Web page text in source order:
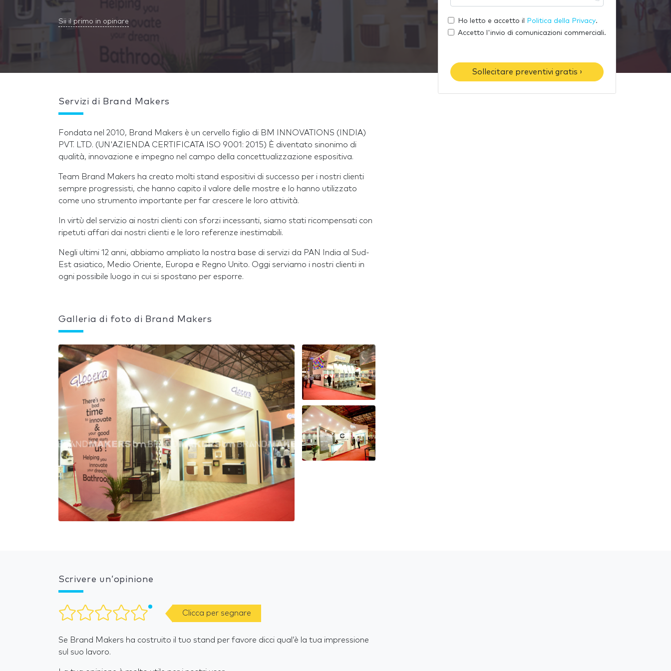
Sii il primo in opinare
m
e
e
-
i
l
t
u
e
l
Ho letto e accetto il Politica della Privacy.
Accetto l'invio di comunicazioni commerciali.
Sollecitare preventivi gratis ›
Servizi di Brand Makers
Fondata nel 2010, Brand Makers è un cervello figlio di BM INNOVATIONS (INDIA)
PVT. LTD. (UN'AZIENDA CERTIFICATA ISO 9001: 2015) È diventato sinonimo di
qualità, innovazione e impegno nel campo della concettualizzazione espositiva.
Team Brand Makers ha creato molti stand espositivi di successo per i nostri clienti
sempre progressisti, che hanno capito il valore delle mostre e lo hanno utilizzato
come uno strumento importante per far crescere le loro attività.
In virtù del servizio ai nostri clienti con sforzi incessanti, siamo stati ricompensati con
ripetuti affari dai nostri clienti e le loro referenze inestimabili.
Negli ultimi 12 anni, abbiamo ampliato la nostra base di servizi da PAN India al Sud-
Est asiatico, Medio Oriente, Europa e Regno Unito. Oggi serviamo i nostri clienti in
ogni possibile luogo in cui si spostano per esporre.
Galleria di foto di Brand Makers
Scrivere un’opinione
Clicca per segnare
Se Brand Makers ha costruito il tuo stand per favore dicci qual’è la tua impressione
sul suo lavoro.